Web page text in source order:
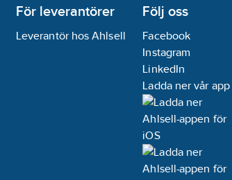
För leverantörer
Leverantör hos Ahlsell
Följ oss
Facebook
Instagram
LinkedIn
Ladda ner vår app